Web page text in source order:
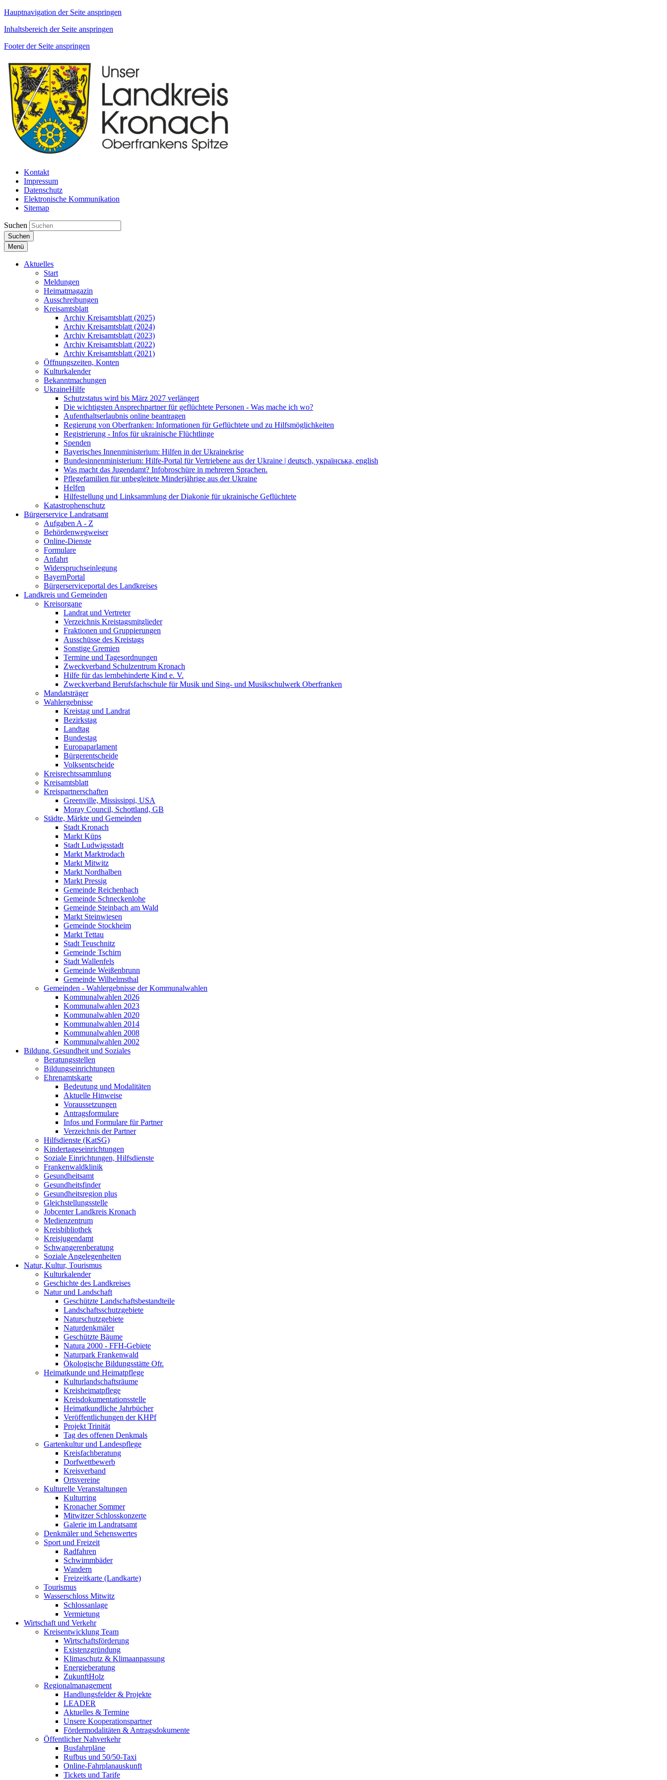
Hauptnavigation der Seite anspringen
Inhaltsbereich der Seite anspringen
Footer der Seite anspringen
Kontakt
Impressum
Datenschutz
Elektronische Kommunikation
Sitemap
Suchen
Suchen
Menü
Aktuelles
Start
Meldungen
Heimatmagazin
Ausschreibungen
Kreisamtsblatt
Archiv Kreisamtsblatt (2025)
Archiv Kreisamtsblatt (2024)
Archiv Kreisamtsblatt (2023)
Archiv Kreisamtsblatt (2022)
Archiv Kreisamtsblatt (2021)
Öffnungszeiten, Konten
Kulturkalender
Bekanntmachungen
UkraineHilfe
Schutzstatus wird bis März 2027 verlängert
Die wichtigsten Ansprechpartner für geflüchtete Personen - Was mache ich wo?
Aufenthaltserlaubnis online beantragen
Regierung von Oberfranken: Informationen für Geflüchtete und zu Hilfsmöglichkeiten
Registrierung - Infos für ukrainische Flüchtlinge
Spenden
Bayerisches Innenministerium: Hilfen in der Ukrainekrise
Bundesinnenministerium: Hilfe-Portal für Vertriebene aus der Ukraine | deutsch, українська, english
Was macht das Jugendamt? Infobroschüre in mehreren Sprachen.
Pflegefamilien für unbegleitete Minderjährige aus der Ukraine
Helfen
Hilfestellung und Linksammlung der Diakonie für ukrainische Geflüchtete
Katastrophenschutz
Bürgerservice Landratsamt
Aufgaben A - Z
Behördenwegweiser
Online-Dienste
Formulare
Anfahrt
Widerspruchseinlegung
BayernPortal
Bürgerserviceportal des Landkreises
Landkreis und Gemeinden
Kreisorgane
Landrat und Vertreter
Verzeichnis Kreistagsmitglieder
Fraktionen und Gruppierungen
Ausschüsse des Kreistags
Sonstige Gremien
Termine und Tagesordnungen
Zweckverband Schulzentrum Kronach
Hilfe für das lernbehinderte Kind e. V.
Zweckverband Berufsfachschule für Musik und Sing- und Musikschulwerk Oberfranken
Mandatsträger
Wahlergebnisse
Kreistag und Landrat
Bezirkstag
Landtag
Bundestag
Europaparlament
Bürgerentscheide
Volksentscheide
Kreisrechtssammlung
Kreisamtsblatt
Kreispartnerschaften
Greenville, Mississippi, USA
Moray Council, Schottland, GB
Städte, Märkte und Gemeinden
Stadt Kronach
Markt Küps
Stadt Ludwigsstadt
Markt Marktrodach
Markt Mitwitz
Markt Nordhalben
Markt Pressig
Gemeinde Reichenbach
Gemeinde Schneckenlohe
Gemeinde Steinbach am Wald
Markt Steinwiesen
Gemeinde Stockheim
Markt Tettau
Stadt Teuschnitz
Gemeinde Tschirn
Stadt Wallenfels
Gemeinde Weißenbrunn
Gemeinde Wilhelmsthal
Gemeinden - Wahlergebnisse der Kommunalwahlen
Kommunalwahlen 2026
Kommunalwahlen 2023
Kommunalwahlen 2020
Kommunalwahlen 2014
Kommunalwahlen 2008
Kommunalwahlen 2002
Bildung, Gesundheit und Soziales
Beratungsstellen
Bildungseinrichtungen
Ehrenamtskarte
Bedeutung und Modalitäten
Aktuelle Hinweise
Voraussetzungen
Antragsformulare
Infos und Formulare für Partner
Verzeichnis der Partner
Hilfsdienste (KatSG)
Kindertageseinrichtungen
Soziale Einrichtungen, Hilfsdienste
Frankenwaldklinik
Gesundheitsamt
Gesundheitsfinder
Gesundheitsregion plus
Gleichstellungsstelle
Jobcenter Landkreis Kronach
Medienzentrum
Kreisbibliothek
Kreisjugendamt
Schwangerenberatung
Soziale Angelegenheiten
Natur, Kultur, Tourismus
Kulturkalender
Geschichte des Landkreises
Natur und Landschaft
Geschützte Landschaftsbestandteile
Landschaftsschutzgebiete
Naturschutzgebiete
Naturdenkmäler
Geschützte Bäume
Natura 2000 - FFH-Gebiete
Naturpark Frankenwald
Ökologische Bildungsstätte Ofr.
Heimatkunde und Heimatpflege
Kulturlandschaftsräume
Kreisheimatpflege
Kreisdokumentationsstelle
Heimatkundliche Jahrbücher
Veröffentlichungen der KHPf
Projekt Trinität
Tag des offenen Denkmals
Gartenkultur und Landespflege
Kreisfachberatung
Dorfwettbewerb
Kreisverband
Ortsvereine
Kulturelle Veranstaltungen
Kulturring
Kronacher Sommer
Mitwitzer Schlosskonzerte
Galerie im Landratsamt
Denkmäler und Sehenswertes
Sport und Freizeit
Radfahren
Schwimmbäder
Wandern
Freizeitkarte (Landkarte)
Tourismus
Wasserschloss Mitwitz
Schlossanlage
Vermietung
Wirtschaft und Verkehr
Kreisentwicklung Team
Wirtschaftsförderung
Existenzgründung
Klimaschutz & Klimaanpassung
Energieberatung
ZukunftHolz
Regionalmanagement
Handlungsfelder & Projekte
LEADER
Aktuelles & Termine
Unsere Kooperationspartner
Fördermodalitäten & Antragsdokumente
Öffentlicher Nahverkehr
Busfahrpläne
Rufbus und 50/50-Taxi
Online-Fahrplanauskunft
Tickets und Tarife